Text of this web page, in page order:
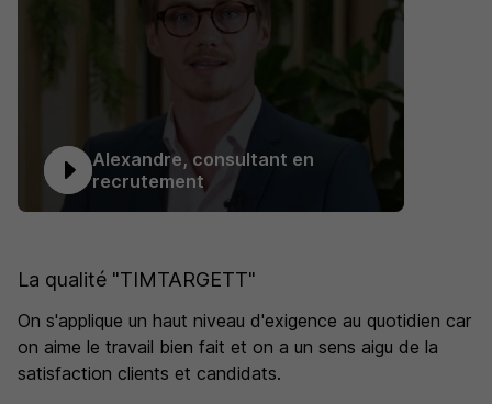
Alexandre, consultant en
recrutement
La qualité "TIMTARGETT"
On s'applique un haut niveau d'exigence au quotidien car
on aime le travail bien fait et on a un sens aigu de la
satisfaction clients et candidats.